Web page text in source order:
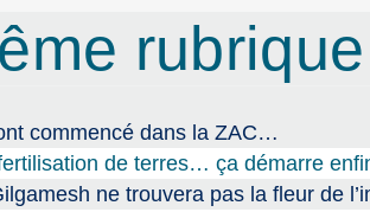
commencé dans la ZAC…
de terres… ça démarre
ne trouvera pas la fleur de